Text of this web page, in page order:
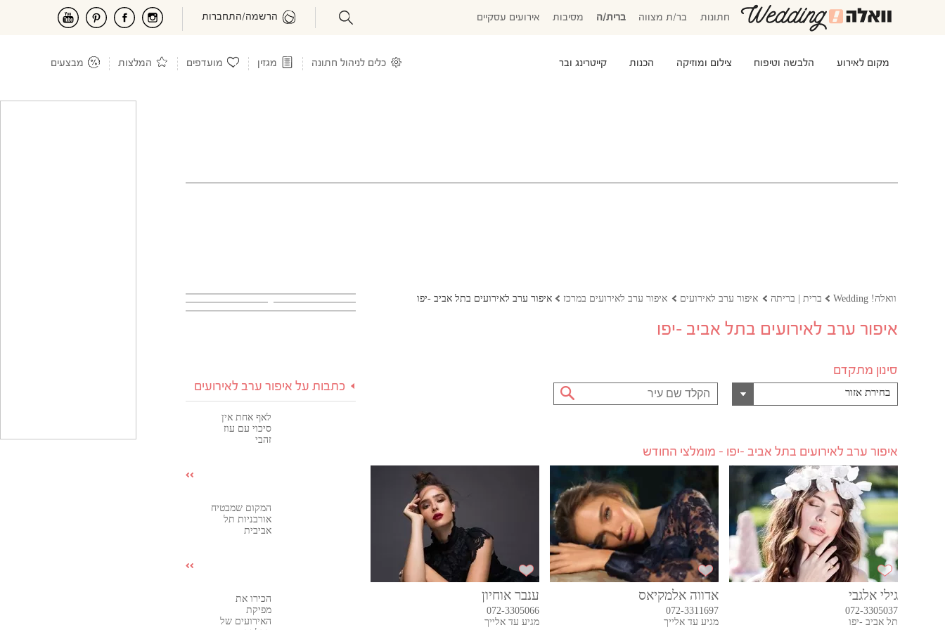
חתונות בר/ת מצווה ברית/ה מסיבות אירועים עסקיים הרשמה/התחברות
מקום לאירוע הלבשה וטיפוח צילום ומוזיקה הכנות קייטרינג ובר כלים לניהול חתונה מגזין מועדפים המלצות מבצעים
וואלה! Wedding ברית | בריתה איפור ערב לאירועים איפור ערב לאירועים במרכז איפור ערב לאירועים בתל אביב -יפו
איפור ערב לאירועים בתל אביב -יפו
סינון מתקדם
בחירת אזור
איפור ערב לאירועים בתל אביב -יפו - מומלצי החודש
גילי אלגבי
072-3305037
תל אביב -יפו
אדווה אלמקיאס
072-3311697
מגיע עד אלייך
ענבר אוחיון
072-3305066
מגיע עד אלייך
כתבות על איפור ערב לאירועים
לאף אחת אין
סיכוי עם עוז
זהבי
המקום שמבטיח
אורבניות תל
אביבית
הכירו את
מפיקת
האירועים של